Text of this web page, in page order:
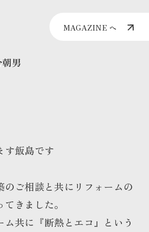
MAGAZINE へ
男
す飯島です
のご相談と共にリフォームの
きました。
ム共に『断熱とエコ』という